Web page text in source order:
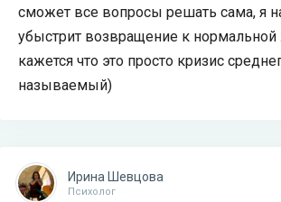
сможет все вопросы решать сама, я
убыстрит возвращение к
кажется что это просто кризис
называемый)
Ирина Шевцова
Психолог